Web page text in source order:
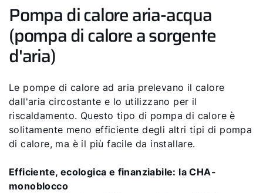
Pompa di calore aria-acqua
(pompa di calore a sorgente
d'aria)
Le pompe di calore ad aria prelevano il calore
dall'aria circostante e lo utilizzano per il
riscaldamento. Questo tipo di pompa di calore è
solitamente meno efficiente degli altri tipi di pompa
di calore, ma è il più facile da installare.
Efficiente, ecologica e finanziabile: la CHA-
monoblocco